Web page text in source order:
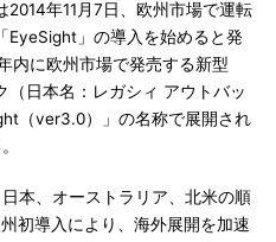
年11月7日、欧州市場で運転
EyeSight」の導入を始めると発
内に欧州市場で発売する新型
（日本名：レガシィ アウトバッ
（ver3.0）」の名称で展開され
本、オーストラリア、北米の順
初導入により、海外展開を加速